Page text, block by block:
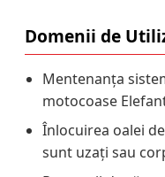
Domenii de
Mentenanța
motocoase
Înlocuirea oalei
sunt uzați sau